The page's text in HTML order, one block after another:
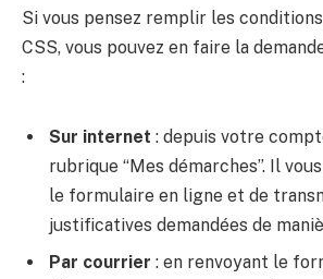
Si vous pensez remplir les
CSS, vous pouvez en faire la
:
Sur internet : depuis votre
rubrique “Mes démarches”. Il
le formulaire en ligne et de
justificatives demandées de
Par courrier : en renvoyant le